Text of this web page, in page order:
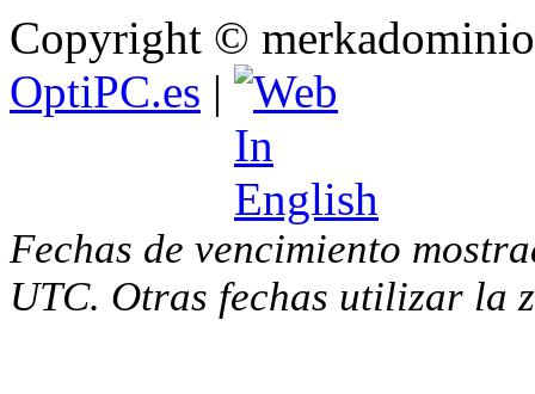
Copyright ©
OptiPC.es |
Fechas de vencimiento
UTC. Otras fechas utilizar la